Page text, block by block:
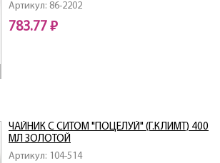
Артикул: 86-2202
783.77 ₽
Артикул: 104-514
ЧАЙНИК С СИТОМ "ПОЦЕЛУЙ" (Г.КЛИМТ) 400
МЛ ЗОЛОТОЙ